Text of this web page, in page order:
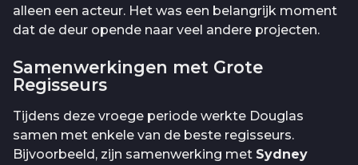
alleen een acteur. Het was een belangrijk moment
dat de deur opende naar veel andere projecten.
Samenwerkingen met Grote
Regisseurs
Tijdens deze vroege periode werkte Douglas
samen met enkele van de beste regisseurs.
Bijvoorbeeld, zijn samenwerking met Sydney